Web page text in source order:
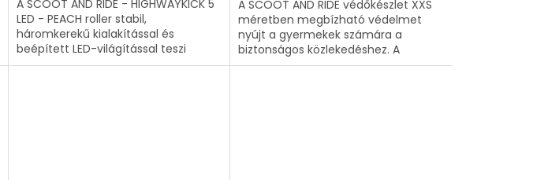
S
A SCOOT AND RIDE - HIGHWAYKICK 5
LED - PEACH roller stabil,
háromkerekű kialakítással és
beépített LED-világítással teszi
biztonságosabbá és élvezetesebbé a
A SCOOT AND RIDE védőkészlet XXS
méretben megbízható védelmet
nyújt a gyermekek számára a
biztonságos közlekedéshez. A
könnyen állítható, BLACK/ ASH színű